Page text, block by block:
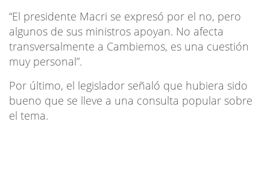
“El presidente Macri se expresó por el no, pero
algunos de sus ministros apoyan. No afecta
transversalmente a Cambiemos, es una cuestión
muy personal”.
Por último, el legislador señaló que hubiera sido
bueno que se lleve a una consulta popular sobre
el tema.